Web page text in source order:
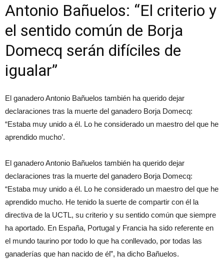
Antonio Bañuelos: “El criterio y
el sentido común de Borja
Domecq serán difíciles de
igualar”
El ganadero Antonio Bañuelos también ha querido dejar
declaraciones tras la muerte del ganadero Borja Domecq:
“Estaba muy unido a él. Lo he considerado un maestro del que he
aprendido mucho’.
El ganadero Antonio Bañuelos también ha querido dejar
declaraciones tras la muerte del ganadero Borja Domecq:
“Estaba muy unido a él. Lo he considerado un maestro del que he
aprendido mucho. He tenido la suerte de compartir con él la
directiva de la UCTL, su criterio y su sentido común que siempre
ha aportado. En España, Portugal y Francia ha sido referente en
el mundo taurino por todo lo que ha conllevado, por todas las
ganaderías que han nacido de él”, ha dicho Bañuelos.